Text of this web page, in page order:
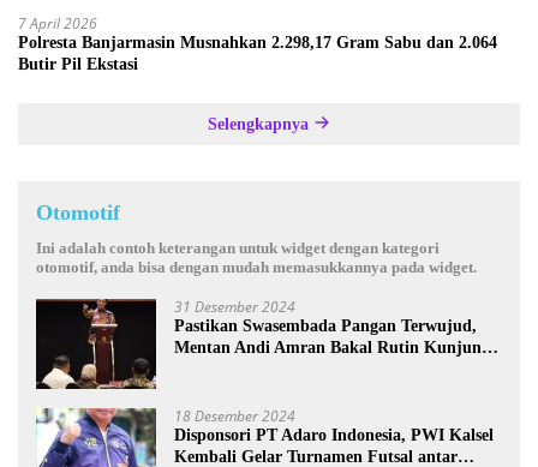
7 April 2026
Polresta Banjarmasin Musnahkan 2.298,17 Gram Sabu dan 2.064
Butir Pil Ekstasi
Selengkapnya
Otomotif
Ini adalah contoh keterangan untuk widget dengan kategori
otomotif, anda bisa dengan mudah memasukkannya pada widget.
31 Desember 2024
Pastikan Swasembada Pangan Terwujud,
Mentan Andi Amran Bakal Rutin Kunjungi
18 Desember 2024
Disponsori PT Adaro Indonesia, PWI Kalsel
Kembali Gelar Turnamen Futsal antar